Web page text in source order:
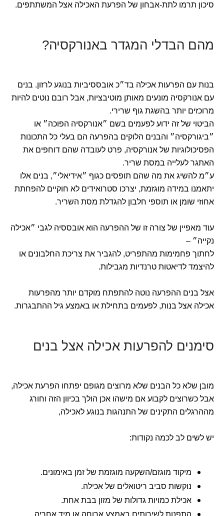
סיכון תרמו לתת-אבחון של הפרעת האכילה אצל המשתתפים.
מהם הבדלי המגדר באנורקסיה?
בנות עם הפרעות אכילה בד״כ אובססיביות בנוגע לרזון. בנים
עם אנורקסיה מונעים מאותן מוטיבציות, אבל רובם נוטים להיות
מרוכזים יותר בהשגת גוף שרירי.
הביטוי של זה ידוע לפעמים בשם ״אנורקסיה הפוכה״ או
״ביגורקסיה״ והבנים הלוקים בהפרעה הם בעלי כל התכונות
הפסיכולוגיות של אנורקסיה, פרט לעובדה שהם דוחפים את
האתגר לעלייה במסת שריר.
ע״מ להשיג את מה שהם תופסים כגוף ״אידיאלי״, בנים אלו
יתאמנו במידה מוגזמת, יצרכו סטרואידים לא חוקיים להפחתת
אחוזי שומן או תוספי חלבון להגדלת מסת השריר.
עוד מאפיין של צורה זו של ההפרעה הוא אובססיה לגבי ״אכילה
נקייה״ –
לחתוך פחמימות מהתפריט, להגביר את צריכת החלבונים או
להיצמד לדיאטות טרנדיות מגבילות.
אצל בנים ההפרעה נוטה להתפתח מוקדם יותר מהפרעות
אכילה אצל בנות, לפעמים בתחילת או באמצע גיל ההתבגרות.
סימנים להפרעות אכילה אצל בנים
מובן שלא כל הבנים שלא מרוצים מגופם יפתחו הפרעת אכילה,
אבל כשרוצים לקבוע אם מישהו אכן הולך בכיוון הזה וחורג
מההרגלים התקינים של התנהגות בנוגע לאכילה,
יש לשים לב לכמה נקודות:
מיקוד מוגזם/השקעה מוגזמת של זמן באימונים.
נוקשות סביב ריטואלים של אכילה.
אכילת כמויות גדולות של מזון בבת אחת.
התפנות לשירותים באמצע ארוחה או מיד אחריה.